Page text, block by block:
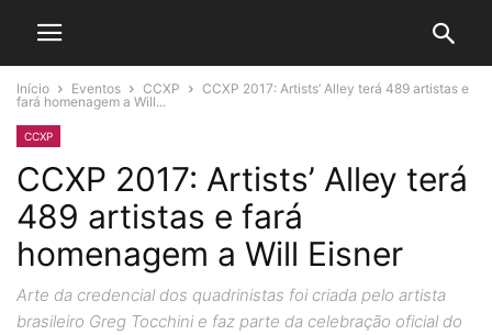
Início Eventos CCXP
CCXP 2017: Artists’ Alley terá 489 artistas e
fará homenagem a Will...
CCXP
CCXP 2017: Artists’ Alley terá
489 artistas e fará
homenagem a Will Eisner
Arte da credencial dos quadrinistas foi criada pelo artista
brasileiro Greg Tocchini e faz parte da celebração oficial do